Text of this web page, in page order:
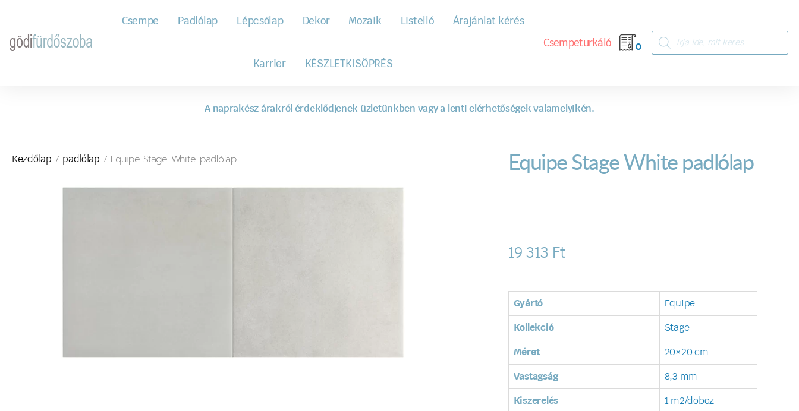
Csempe Padlólap Lépcsőlap Dekor Mozaik Listelló Árajánlat kérés
Karrier KÉSZLETKISÖPRÉS
Csempeturkáló 0
A naprakész árakról érdeklődjenek üzletünkben vagy a lenti elérhetőségek valamelyikén.
Kezdőlap / padlólap / Equipe Stage White padlólap Equipe Stage White padlólap
19 313 Ft
Gyártó Equipe
Kollekció Stage
Méret 20×20 cm
Vastagság 8,3 mm
Kiszerelés 1 m2/doboz